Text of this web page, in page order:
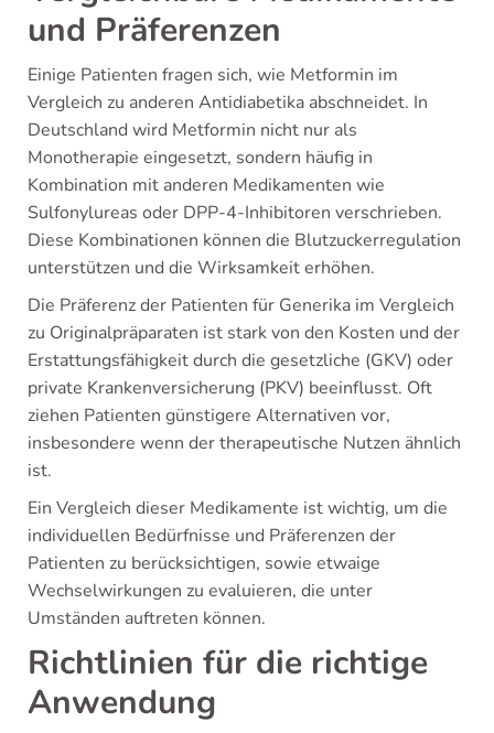
und Präferenzen
Einige Patienten fragen sich, wie Metformin im
Vergleich zu anderen Antidiabetika abschneidet. In
Deutschland wird Metformin nicht nur als
Monotherapie eingesetzt, sondern häufig in
Kombination mit anderen Medikamenten wie
Sulfonylureas oder DPP-4-Inhibitoren verschrieben.
Diese Kombinationen können die Blutzuckerregulation
unterstützen und die Wirksamkeit erhöhen.
Die Präferenz der Patienten für Generika im Vergleich
zu Originalpräparaten ist stark von den Kosten und der
Erstattungsfähigkeit durch die gesetzliche (GKV) oder
private Krankenversicherung (PKV) beeinflusst. Oft
ziehen Patienten günstigere Alternativen vor,
insbesondere wenn der therapeutische Nutzen ähnlich
ist.
Ein Vergleich dieser Medikamente ist wichtig, um die
individuellen Bedürfnisse und Präferenzen der
Patienten zu berücksichtigen, sowie etwaige
Wechselwirkungen zu evaluieren, die unter
Umständen auftreten können.
Richtlinien für die richtige
Anwendung